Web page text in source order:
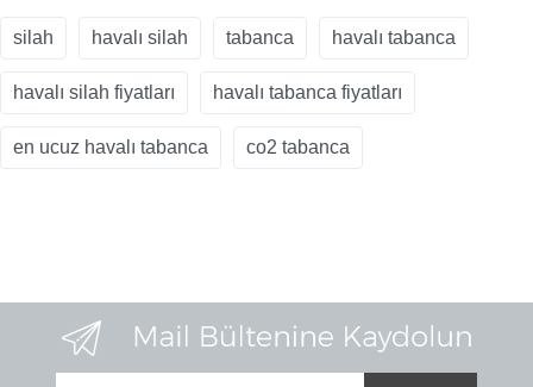
silah havalı silah tabanca havalı tabanca
havalı silah fiyatları havalı tabanca fiyatları
en ucuz havalı tabanca co2 tabanca